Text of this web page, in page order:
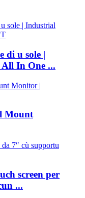
di u sole |
In One ...
Mount
screen per
...